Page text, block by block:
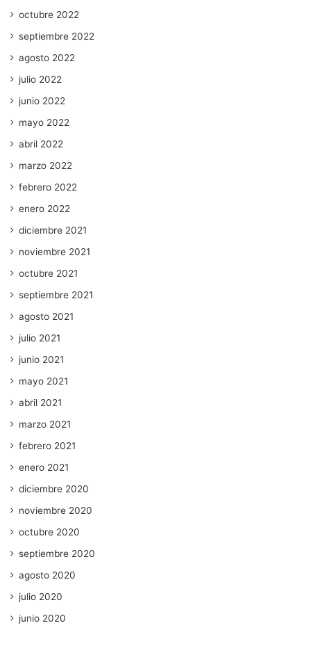
octubre 2022
septiembre 2022
agosto 2022
julio 2022
junio 2022
mayo 2022
abril 2022
marzo 2022
febrero 2022
enero 2022
diciembre 2021
noviembre 2021
octubre 2021
septiembre 2021
agosto 2021
julio 2021
junio 2021
mayo 2021
abril 2021
marzo 2021
febrero 2021
enero 2021
diciembre 2020
noviembre 2020
octubre 2020
septiembre 2020
agosto 2020
julio 2020
junio 2020